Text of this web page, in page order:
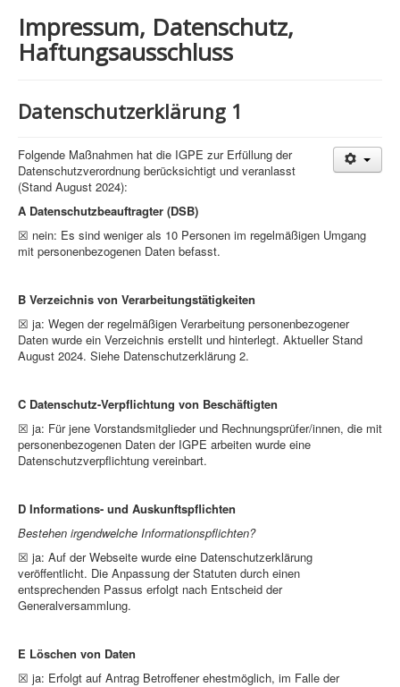
Impressum, Datenschutz,
Haftungsausschluss
Datenschutzerklärung 1
Folgende Maßnahmen hat die IGPE zur Erfüllung der
Datenschutzverordnung berücksichtigt und veranlasst
(Stand August 2024):
A Datenschutzbeauftragter (DSB)
☒ nein: Es sind weniger als 10 Personen im regelmäßigen Umgang
mit personenbezogenen Daten befasst.
B Verzeichnis von Verarbeitungstätigkeiten
☒ ja: Wegen der regelmäßigen Verarbeitung personenbezogener
Daten wurde ein Verzeichnis erstellt und hinterlegt. Aktueller Stand
August 2024. Siehe Datenschutzerklärung 2.
C Datenschutz-Verpflichtung von Beschäftigten
☒ ja: Für jene Vorstandsmitglieder und Rechnungsprüfer/innen, die mit
personenbezogenen Daten der IGPE arbeiten wurde eine
Datenschutzverpflichtung vereinbart.
D Informations- und Auskunftspflichten
Bestehen irgendwelche Informationspflichten?
☒ ja: Auf der Webseite wurde eine Datenschutzerklärung
veröffentlicht. Die Anpassung der Statuten durch einen
entsprechenden Passus erfolgt nach Entscheid der
Generalversammlung.
E Löschen von Daten
☒ ja: Erfolgt auf Antrag Betroffener ehestmöglich, im Falle der